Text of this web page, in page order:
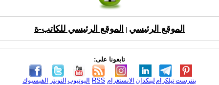
الموقع الرئيسي الموقع الرئيسي للكاتب-ة
تابعونا على:
الفيسبوك التويتر اليوتيوب RSS الانستغرام لينكدإن تيلكرامبنترست